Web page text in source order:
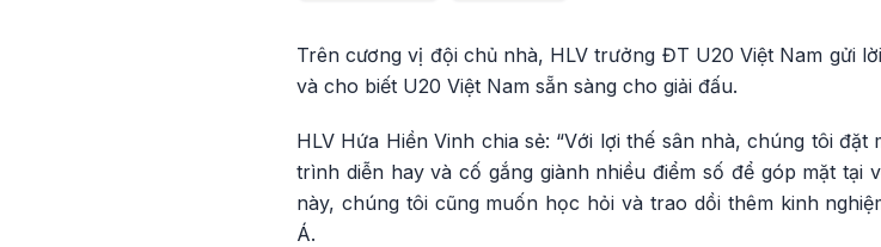
Trên cương vị đội chủ nhà, HLV trưởng ĐT U20 Việt Nam gửi
và cho biết U20 Việt Nam sẵn sàng cho giải đấu.
HLV Hứa Hiền Vinh chia sẻ: “Với lợi thế sân nhà, chúng tôi
trình diễn hay và cố gắng giành nhiều điểm số để góp mặt tại
này, chúng tôi cũng muốn học hỏi và trao dồi thêm kinh
Á.